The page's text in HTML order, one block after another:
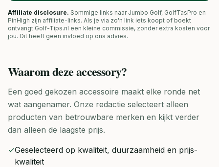
Affiliate disclosure. Sommige links naar Jumbo Golf, GolfTasPro en
PinHigh zijn affiliate-links. Als je via zo'n link iets koopt of boekt
ontvangt Golf-Tips.nl een kleine commissie, zonder extra kosten voor
jou. Dit heeft geen invloed op ons advies.
Waarom dezeaccessory?
Een goed gekozen accessoire maakt elke ronde net
wat aangenamer. Onze redactie selecteert alleen
producten van betrouwbare merken en kijkt verder
dan alleen de laagste prijs.
✓Geselecteerd op kwaliteit, duurzaamheid en prijs-
kwaliteit